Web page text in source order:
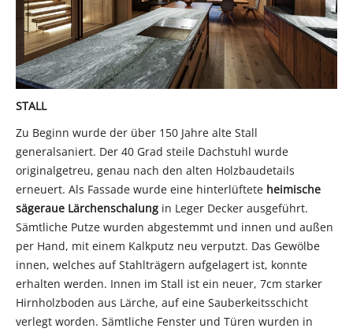
STALL
Zu Beginn wurde der über 150 Jahre alte Stall
generalsaniert. Der 40 Grad steile Dachstuhl wurde
originalgetreu, genau nach den alten Holzbaudetails
erneuert. Als Fassade wurde eine hinterlüftete heimische
sägeraue Lärchenschalung in Leger Decker ausgeführt.
Sämtliche Putze wurden abgestemmt und innen und außen
per Hand, mit einem Kalkputz neu verputzt. Das Gewölbe
innen, welches auf Stahlträgern aufgelagert ist, konnte
erhalten werden. Innen im Stall ist ein neuer, 7cm starker
Hirnholzboden aus Lärche, auf eine Sauberkeitsschicht
verlegt worden. Sämtliche Fenster und Türen wurden in